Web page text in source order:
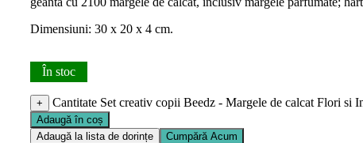
Dimensiuni: 30 x 20 x 4 cm.
În stoc
+ Cantitate Set creativ copii Beedz - Margele de calcat Flori si
Adaugă în coș
Adaugă la lista de dorințe
Cumpără Acum